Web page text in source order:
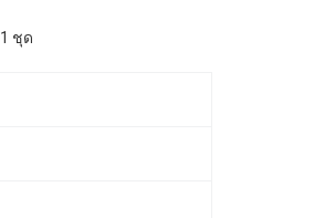
1 ชุด